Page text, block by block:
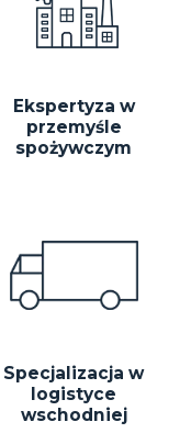
Ekspertyza w
przemyśle
spożywczym
Specjalizacja w
logistyce
wschodniej